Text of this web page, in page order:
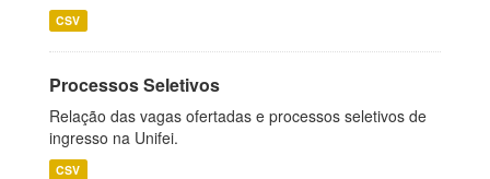
CSV
Processos Seletivos
Relação das vagas ofertadas e processos seletivos de
ingresso na Unifei.
CSV